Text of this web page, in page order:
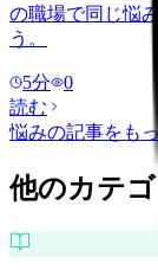
の職場で同じ悩
う。
5分
0
読む
悩みの記事をも
他のカテゴ